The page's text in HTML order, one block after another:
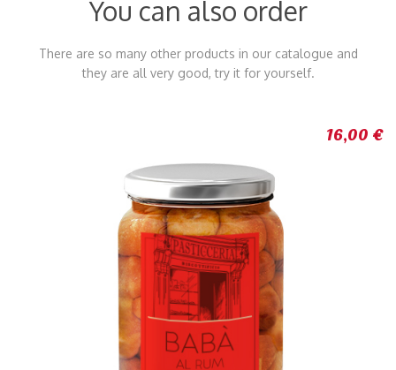
You can also order
There are so many other products in our catalogue and
they are all very good, try it for yourself.
16,00 €